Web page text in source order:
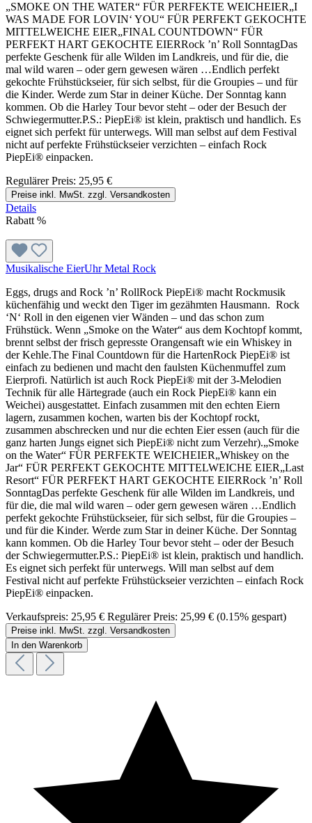
„SMOKE ON THE WATER“ FÜR PERFEKTE WEICHEIER„I
WAS MADE FOR LOVIN‘ YOU“ FÜR PERFEKT GEKOCHTE
MITTELWEICHE EIER„FINAL COUNTDOWN“ FÜR
PERFEKT HART GEKOCHTE EIERRock ’n’ Roll SonntagDas
perfekte Geschenk für alle Wilden im Landkreis, und für die, die
mal wild waren – oder gern gewesen wären …Endlich perfekt
gekochte Frühstückseier, für sich selbst, für die Groupies – und für
die Kinder. Werde zum Star in deiner Küche. Der Sonntag kann
kommen. Ob die Harley Tour bevor steht – oder der Besuch der
Schwiegermutter.P.S.: PiepEi® ist klein, praktisch und handlich. Es
eignet sich perfekt für unterwegs. Will man selbst auf dem Festival
nicht auf perfekte Frühstückseier verzichten – einfach Rock
PiepEi® einpacken.
Regulärer Preis: 25,95 €
Preise inkl. MwSt. zzgl. Versandkosten
Details
Rabatt %
Musikalische EierUhr Metal Rock
Eggs, drugs and Rock ’n’ RollRock PiepEi® macht Rockmusik
küchenfähig und weckt den Tiger im gezähmten Hausmann. Rock
‘N‘ Roll in den eigenen vier Wänden – und das schon zum
Frühstück. Wenn „Smoke on the Water“ aus dem Kochtopf kommt,
brennt selbst der frisch gepresste Orangensaft wie ein Whiskey in
der Kehle.The Final Countdown für die HartenRock PiepEi® ist
einfach zu bedienen und macht den faulsten Küchenmuffel zum
Eierprofi. Natürlich ist auch Rock PiepEi® mit der 3-Melodien
Technik für alle Härtegrade (auch ein Rock PiepEi® kann ein
Weichei) ausgestattet. Einfach zusammen mit den echten Eiern
lagern, zusammen kochen, warten bis der Kochtopf rockt,
zusammen abschrecken und nur die echten Eier essen (auch für die
ganz harten Jungs eignet sich PiepEi® nicht zum Verzehr).„Smoke
on the Water“ FÜR PERFEKTE WEICHEIER„Whiskey on the
Jar“ FÜR PERFEKT GEKOCHTE MITTELWEICHE EIER„Last
Resort“ FÜR PERFEKT HART GEKOCHTE EIERRock ’n’ Roll
SonntagDas perfekte Geschenk für alle Wilden im Landkreis, und
für die, die mal wild waren – oder gern gewesen wären …Endlich
perfekt gekochte Frühstückseier, für sich selbst, für die Groupies –
und für die Kinder. Werde zum Star in deiner Küche. Der Sonntag
kann kommen. Ob die Harley Tour bevor steht – oder der Besuch
der Schwiegermutter.P.S.: PiepEi® ist klein, praktisch und handlich.
Es eignet sich perfekt für unterwegs. Will man selbst auf dem
Festival nicht auf perfekte Frühstückseier verzichten – einfach Rock
PiepEi® einpacken.
Verkaufspreis: 25,95 € Regulärer Preis: 25,99 € (0.15% gespart)
Preise inkl. MwSt. zzgl. Versandkosten
In den Warenkorb